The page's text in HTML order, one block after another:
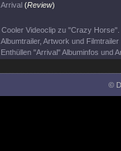
Arrival (Review)
Cooler Videoclip zu "Crazy Horse".
Albumtrailer, Artwork und Filmtrailer
Enthüllen "Arrival" Albuminfos und
©